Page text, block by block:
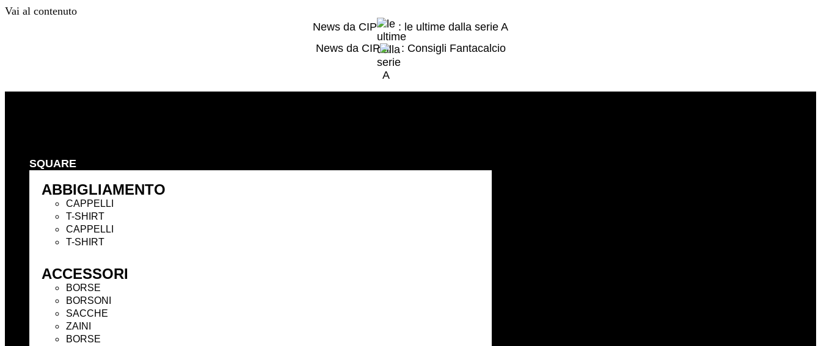
Vai al contenuto
News da CIP
: le ultime dalla serie A
News da CIP
: Consigli Fantacalcio
SQUARE
ABBIGLIAMENTO
CAPPELLI
T-SHIRT
CAPPELLI
T-SHIRT
ACCESSORI
BORSE
BORSONI
SACCHE
ZAINI
BORSE